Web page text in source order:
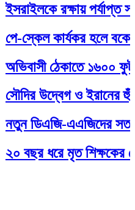
রক্ষায় পর্যাপ্ত
স্কেল কার্যকর হলে বকেয়া
ঠেকাতে ১৬০০ ফুট
উদ্বেগ ও ইরানের
ডিএজি-এএজিদের
বছর ধরে মৃত শিক্ষকের